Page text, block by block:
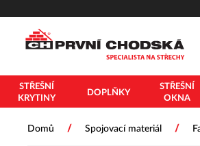
STŘEŠNÍ
KRYTINY
DOPLŇKY
STŘEŠNÍ
OKNA
Domů / Spojovací materiál /